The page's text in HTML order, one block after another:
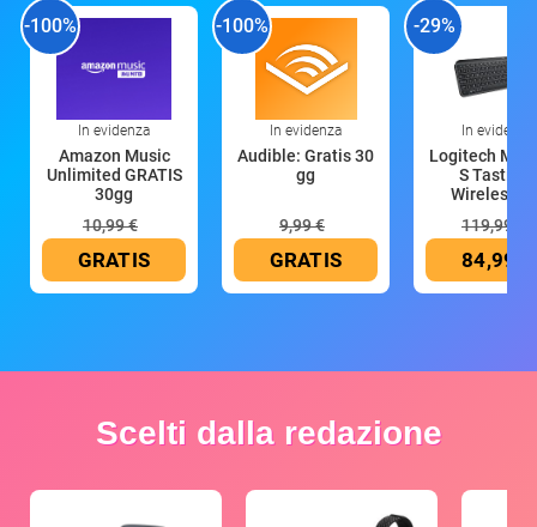
-100%
In evidenza
Amazon Music
Unlimited GRATIS
30gg
10,99 €
GRATIS
-100%
In evidenza
Audible: Gratis 30
gg
9,99 €
GRATIS
-29%
In evidenza
Logitech MX
S Tastiera
Wireless
119,99 €
84,99 €
Scelti dalla redazione